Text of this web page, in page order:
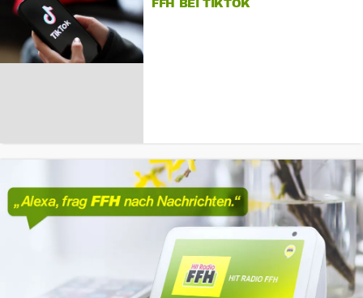
FFH BEI TIKTOK